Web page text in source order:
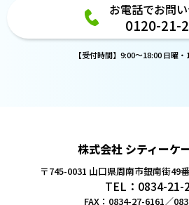
お電話でお問
0120-21-
【受付時間】9:00～18:00 日曜
株式会社 シティーケ
〒745-0031 山口県周南市銀南街49
TEL：0834-21-
FAX：0834-27-6161／